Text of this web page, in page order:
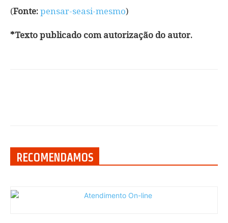
(Fonte: pensar-seasi-mesmo)
*Texto publicado com autorização do autor.
RECOMENDAMOS